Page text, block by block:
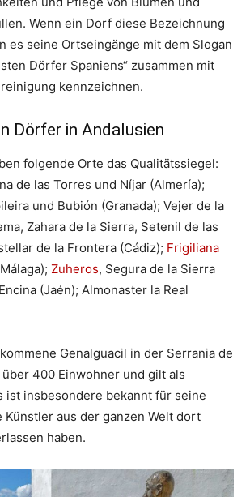
Wenn ein Dorf diese Bezeichnung
es seine Ortseingänge mit dem Slogan
Dörfer Spaniens“ zusammen mit
kennzeichnen.
Dörfer in Andalusien
folgende Orte das Qualitätssiegel:
de las Torres und Níjar (Almería);
und Bubión (Granada); Vejer de la
Zahara de la Sierra, Setenil de las
de la Frontera (Cádiz); Frigiliana
Zuheros, Segura de la Sierra
(Jaén); Almonaster la Real
Genalguacil in der Serrania de
über 400 Einwohner und gilt als
ist insbesondere bekannt für seine
Künstler aus der ganzen Welt dort
haben.